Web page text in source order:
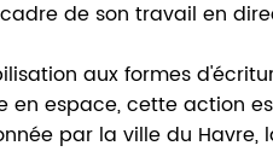
de son travail en
aux formes
espace, cette action
par la ville du Havre,